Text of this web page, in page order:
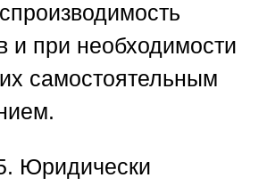
и при необходимости
самостоятельным
Юридически